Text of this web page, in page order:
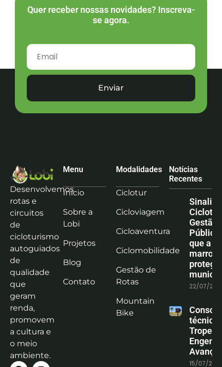
Quer receber nossas novidades? Inscreva-
se agora.
Enviar
Desenvolvemos
rotas e
circuitos
de
cicloturismo
autoguiados
de
qualidade
que
geram
renda,
promovem
a cultura e
o meio
ambiente.
Menu
Início
Sobre a
Lobi
Projetos
Blog
Contato
Modalidades
Ciclotur
Cicloviagem
Cicloaventura
Ciclomobilidade
Gestão de
Rotas
Mountain
Bike
Notícias
Recentes
Gestão
que a
marrom
protege
22/07/
técnica
15/07/